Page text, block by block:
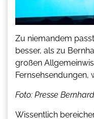
Zu niemandem
besser, als zu
großen
Fernsehsendungen,
Foto: Presse
Wissentlich